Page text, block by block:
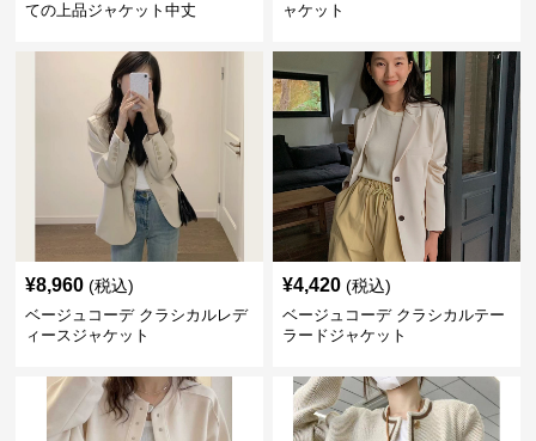
ての上品ジャケット中丈
ャケット
¥8,960 (税込)
ベージュコーデ クラシカルレデ
ィースジャケット
¥4,420 (税込)
ベージュコーデ クラシカルテー
ラードジャケット